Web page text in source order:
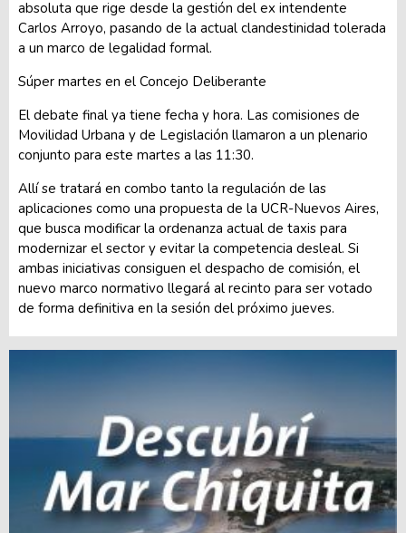
absoluta que rige desde la gestión del ex intendente
Carlos Arroyo, pasando de la actual clandestinidad tolerada
a un marco de legalidad formal.
Súper martes en el Concejo Deliberante
El debate final ya tiene fecha y hora. Las comisiones de
Movilidad Urbana y de Legislación llamaron a un plenario
conjunto para este martes a las 11:30.
Allí se tratará en combo tanto la regulación de las
aplicaciones como una propuesta de la UCR-Nuevos Aires,
que busca modificar la ordenanza actual de taxis para
modernizar el sector y evitar la competencia desleal. Si
ambas iniciativas consiguen el despacho de comisión, el
nuevo marco normativo llegará al recinto para ser votado
de forma definitiva en la sesión del próximo jueves.